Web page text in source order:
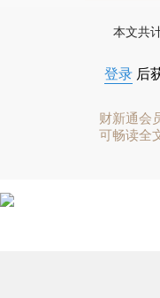
本文共
登录 后
财新通会
可畅读全